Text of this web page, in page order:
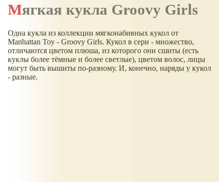
Мягкая кукла Groovy Girls
Одна кукла из коллекции мягконабивных кукол от
Manhattan Toy - Groovy Girls. Кукол в сери - множество,
отличаются цветом плюша, из которого они сшиты (есть
куклы более тёмные и более светлые), цветом волос, лицы
могут быть вышиты по-разному. И, конечно, наряды у кукол
- разные.